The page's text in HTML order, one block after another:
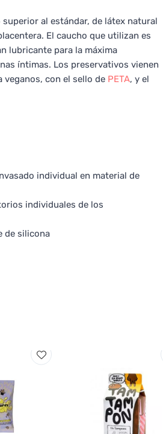
al estándar, de látex natural
El caucho que utilizan es
lubricante para la máxima
íntimas. Los preservativos vienen
veganos, con el sello de PETA, y el
individual en material de
individuales de los
de silicona